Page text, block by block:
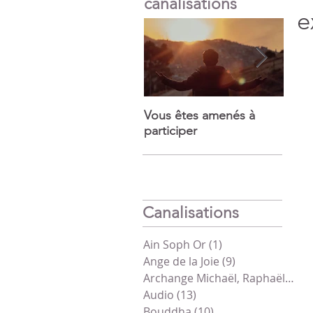
canalisations
Vous êtes amenés à
participer
Canalisations
Ain Soph Or(1)
Ange de la Joie (9)
Archange Michaël, Raphaël, Gabriel
Audio (13)